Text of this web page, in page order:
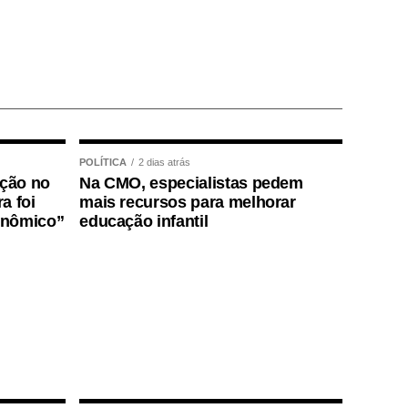
no
foi
POLÍTICA 2 dias atrás
Na CMO, especialistas pedem
mais recursos para melhorar
educação infantil